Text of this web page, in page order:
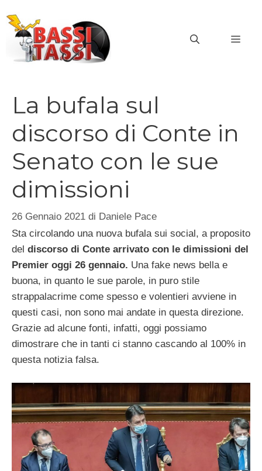
contenuto
La bufala sul
discorso di Conte in
Senato con le sue
dimissioni
26 Gennaio 2021 di Daniele Pace
Sta circolando una nuova bufala sui social, a proposito
del discorso di Conte arrivato con le dimissioni del
Premier oggi 26 gennaio. Una fake news bella e
buona, in quanto le sue parole, in puro stile
strappalacrime come spesso e volentieri avviene in
questi casi, non sono mai andate in questa direzione.
Grazie ad alcune fonti, infatti, oggi possiamo
dimostrare che in tanti ci stanno cascando al 100% in
questa notizia falsa.